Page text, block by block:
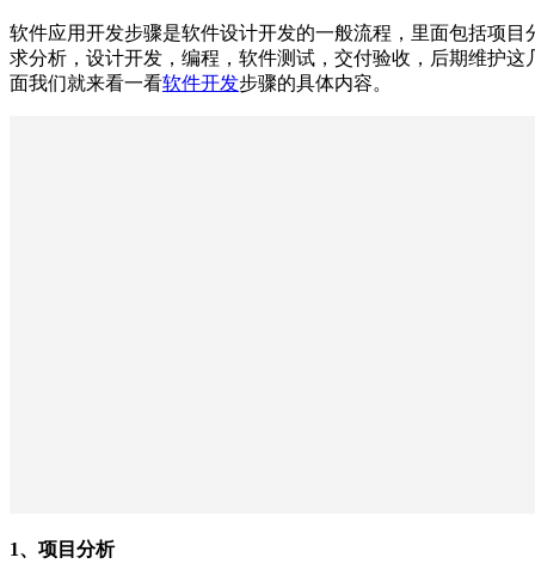
软件应用开发步骤是软件设计开发的一般流程，里面包括项目
求分析，设计开发，编程，软件测试，交付验收，后期维护这
面我们就来看一看软件开发步骤的具体内容。
1、项目分析